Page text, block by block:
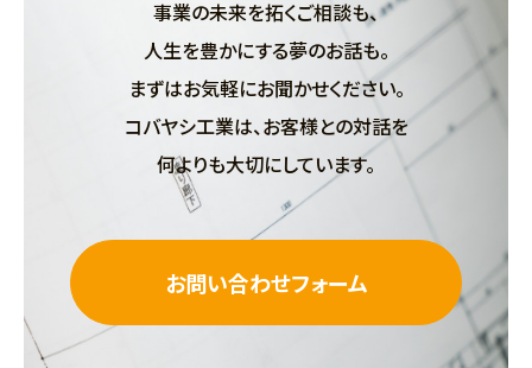
事業の未来を拓くご相談も、
人生を豊かにする夢のお話も。
まずはお気軽にお聞かせください。
コバヤシ工業は、お客様との対話を
何よりも大切にしています。
お問い合わせフォーム